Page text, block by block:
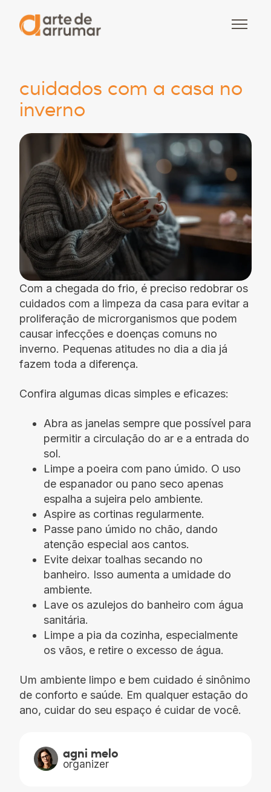
cuidados com a casa no
inverno
agni melo
organizer
Com a chegada do frio, é preciso redobrar os
cuidados com a limpeza da casa para evitar a
proliferação de microrganismos que podem
causar infecções e doenças comuns no
inverno. Pequenas atitudes no dia a dia já
fazem toda a diferença.
Confira algumas dicas simples e eficazes:
Abra as janelas sempre que possível para
permitir a circulação do ar e a entrada do
sol.
Limpe a poeira com pano úmido. O uso
de espanador ou pano seco apenas
espalha a sujeira pelo ambiente.
Aspire as cortinas regularmente.
Passe pano úmido no chão, dando
atenção especial aos cantos.
Evite deixar toalhas secando no
banheiro. Isso aumenta a umidade do
ambiente.
Lave os azulejos do banheiro com água
sanitária.
Limpe a pia da cozinha, especialmente
os vãos, e retire o excesso de água.
Um ambiente limpo e bem cuidado é sinônimo
de conforto e saúde. Em qualquer estação do
ano, cuidar do seu espaço é cuidar de você.